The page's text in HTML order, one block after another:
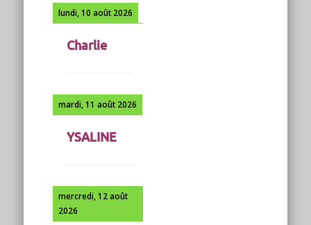
lundi, 10 août 2026
Charlie
mardi, 11 août 2026
YSALINE
mercredi, 12 août
2026